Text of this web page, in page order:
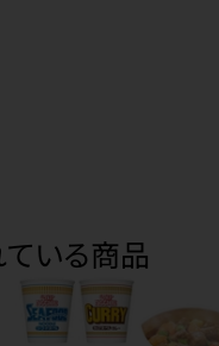
いる商品